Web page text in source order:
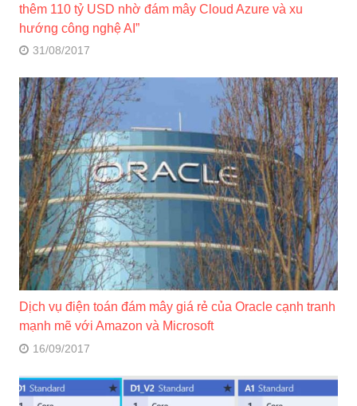
thêm 110 tỷ USD nhờ đám mây Cloud Azure và xu
hướng công nghệ AI”
31/08/2017
Dịch vụ điện toán đám mây giá rẻ của Oracle cạnh tranh
mạnh mẽ với Amazon và Microsoft
16/09/2017